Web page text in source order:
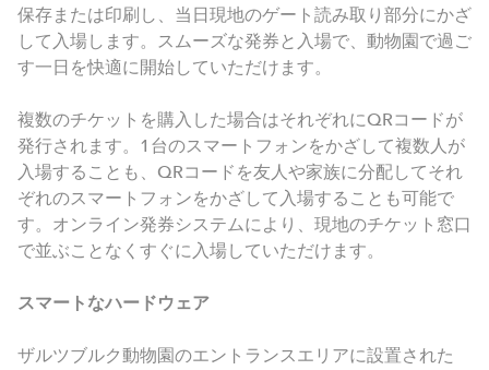
保存または印刷し、当日現地のゲート読み取り部分にかざ
して入場します。スムーズな発券と入場で、動物園で過ご
す一日を快適に開始していただけます。
複数のチケットを購入した場合はそれぞれにQRコードが
発行されます。 1 台のスマートフォンをかざして複数人が
入場することも、 QRコードを友人や家族に分配してそれ
ぞれのスマートフォンをかざして入場することも可能で
す。オンライン発券システムにより、現地のチケット窓口
で並ぶことなくすぐに入場していただけます。
スマートなハードウェア
ザルツブルク動物園のエントランスエリアに設置された